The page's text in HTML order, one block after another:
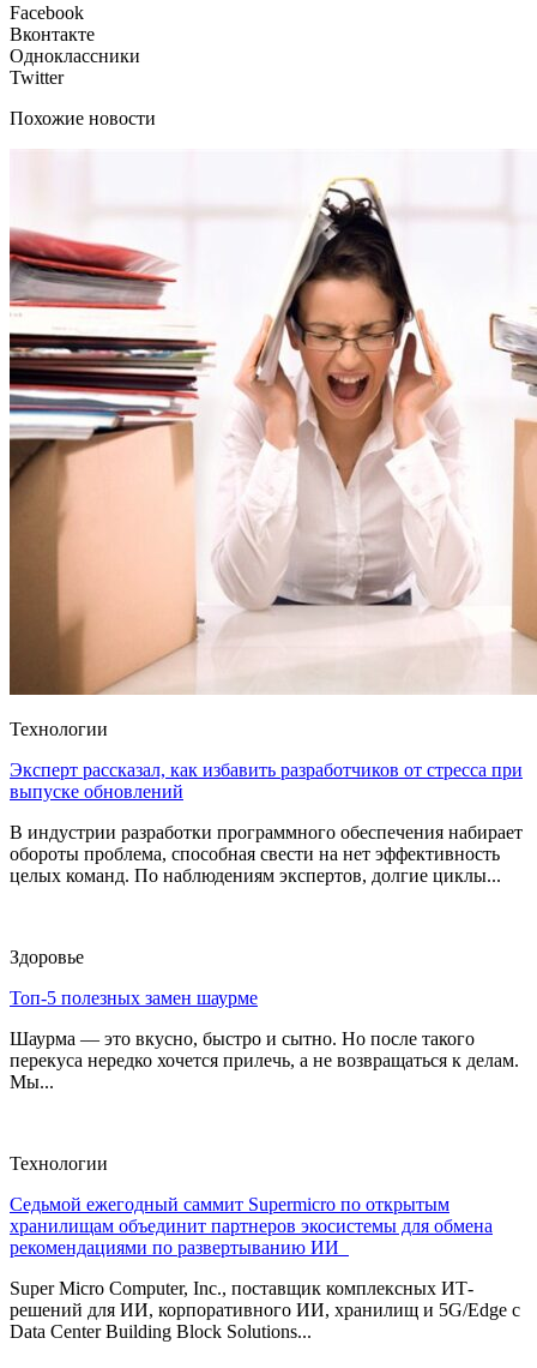
Facebook
Вконтакте
Одноклассники
Twitter
Похожие новости
Технологии
Эксперт рассказал, как избавить разработчиков от стресса при
выпуске обновлений
В индустрии разработки программного обеспечения набирает
обороты проблема, способная свести на нет эффективность
целых команд. По наблюдениям экспертов, долгие циклы...
Здоровье
Топ-5 полезных замен шаурме
Шаурма — это вкусно, быстро и сытно. Но после такого
перекуса нередко хочется прилечь, а не возвращаться к делам.
Мы...
Технологии
Седьмой ежегодный саммит Supermicro по открытым
хранилищам объединит партнеров экосистемы для обмена
рекомендациями по развертыванию ИИ
Super Micro Computer, Inc., поставщик комплексных ИТ-
решений для ИИ, корпоративного ИИ, хранилищ и 5G/Edge с
Data Center Building Block Solutions...